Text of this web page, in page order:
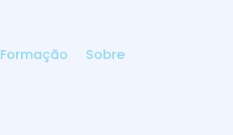
Formação Sobre